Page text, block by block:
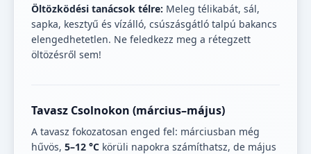
Öltözködési tanácsok télre: Meleg télikabát, sál,
sapka, kesztyű és vízálló, csúszásgátló talpú bakancs
elengedhetetlen. Ne feledkezz meg a rétegzett
öltözésről sem!
Tavasz Csolnokon (március–május)
A tavasz fokozatosan enged fel: márciusban még
hűvös, 5–12 °C körüli napokra számíthatsz, de május